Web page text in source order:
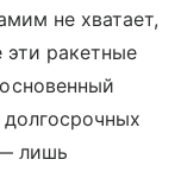
не хватает,
эти ракетные
лишь